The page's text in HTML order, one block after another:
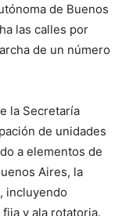
de Buenos
las calles por
de un número
la Secretaría
de unidades
a elementos de
Aires, la
incluyendo
y ala rotatoria.